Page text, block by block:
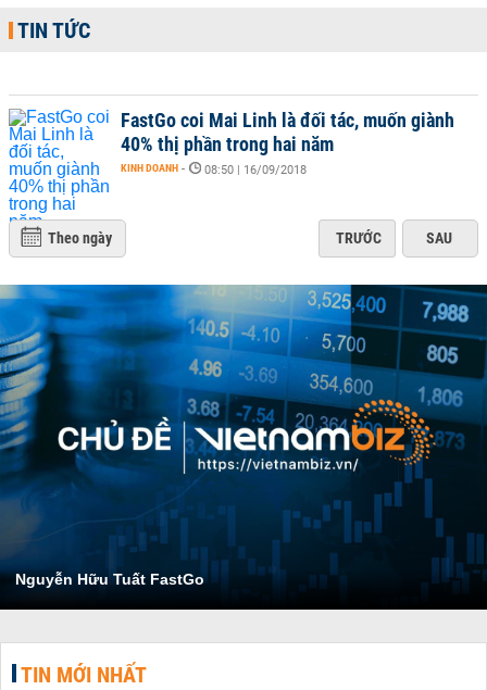
TIN TỨC
FastGo coi Mai Linh là đối tác, muốn giành
40% thị phần trong hai năm
KINH DOANH - 08:50 | 16/09/2018
Theo ngày TRƯỚC SAU
Nguyễn Hữu Tuất FastGo
TIN MỚI NHẤT